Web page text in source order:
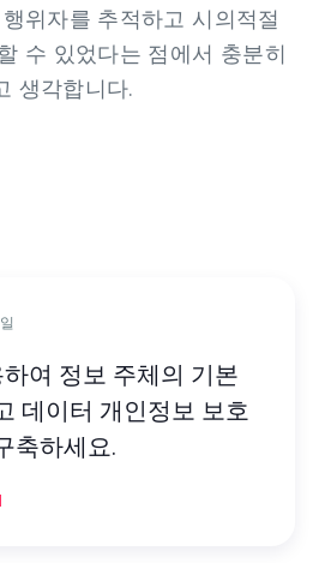
위자를 추적하고 시의적절
수 있었다는 점에서 충분히
생각합니다.
하여 정보 주체의 기본
데이터 개인정보 보호
축하세요.